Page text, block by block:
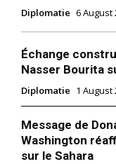
Diplomatie 6 August
Échange
Nasser Bourita
Diplomatie 1 August
Message de
Washington
sur le Sahara